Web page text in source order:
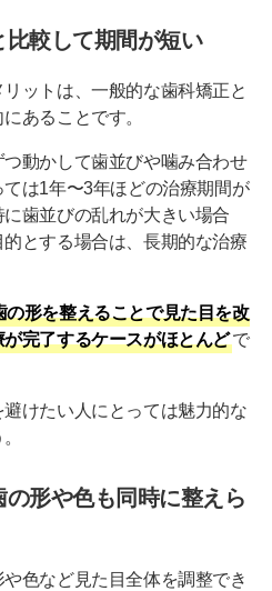
較して期間が短い
ットは、一般的な歯科矯正と
あることです。
動かして歯並びや噛み合わせ
は1年〜3年ほどの治療期間が
歯並びの乱れが大きい場合
とする場合は、長期的な治療
の形を整えることで見た目を改
完了するケースがほとんどで
けたい人にとっては魅力的な
形や色も同時に整えら
色など見た目全体を調整でき